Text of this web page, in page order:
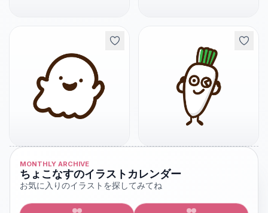
MONTHLY ARCHIVE
ちょこなすのイラストカレンダー
お気に入りのイラストを探してみてね